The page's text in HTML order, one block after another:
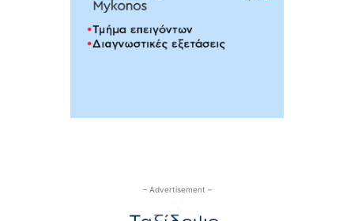
– Advertisement –